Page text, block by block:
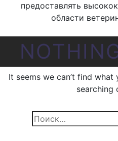
предоставлять
области
It seems we can’t find what
searching
Найти: